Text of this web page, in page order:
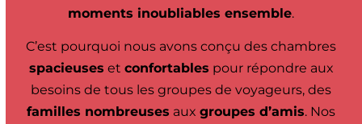
moments inoubliables ensemble.
C’est pourquoi nous avons conçu des chambres
spacieuses et confortables pour répondre aux
besoins de tous les groupes de voyageurs, des
familles nombreuses aux groupes d’amis. Nos